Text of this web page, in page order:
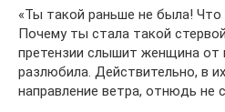
«Ты такой раньше не была! Что
Почему ты стала такой
претензии слышит женщина от
разлюбила. Действительно, в
направление ветра, отнюдь не